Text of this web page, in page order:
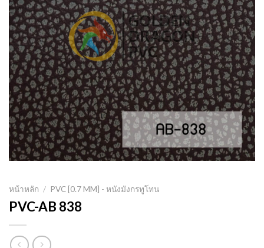
หน้าหลัก / PVC [0.7 MM] - หนังมังกรทูโทน
PVC-AB 838